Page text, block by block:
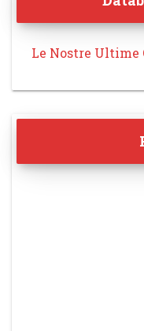
Le Nostre Ultime